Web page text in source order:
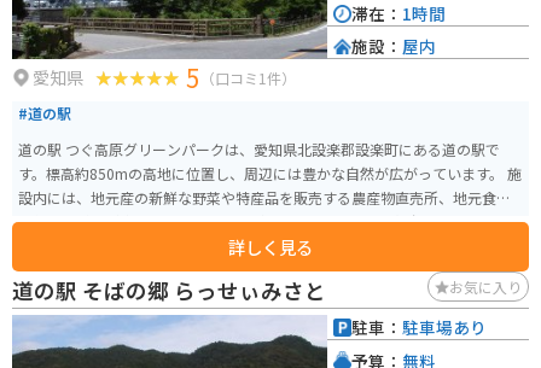
愛知県 5 （口コミ1件）
#道の駅
道の駅 つぐ高原グリーンパークは、愛知県北設楽郡設楽町にある道の駅で
す。標高約850mの高地に位置し、周辺には豊かな自然が広がっています。 施
設内には、地元産の新鮮な野菜や特産品を販売する農産物直売所、地元食材
を使った料理が楽しめるレストランがあります。また、展望台からは、恵那
山や南アルプスなどの雄大な山々を一望できます。 バイクで訪れる場合、駐
車場は広く停めやすいので安心です。ツーリングの休憩場所としても最適で
す。 周辺には、段戸湖や面ノ木園地など自然豊かな観光スポットも点在して
おり、ハイキングやキャンプを楽しむこともできます。 つぐ高原グリーンパ
ークは、自然を満喫したい方、地元グルメを楽しみたい方におすすめの道の
詳しく見る
滞在： 1時間
施設： 屋内
道の駅 そばの郷 らっせぃみさと お気に入り
駐車： 駐車場あり
予算： 無料